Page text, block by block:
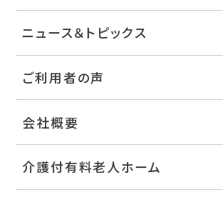
ニュース＆トピックス
ご利用者の声
会社概要
介護付有料老人ホーム